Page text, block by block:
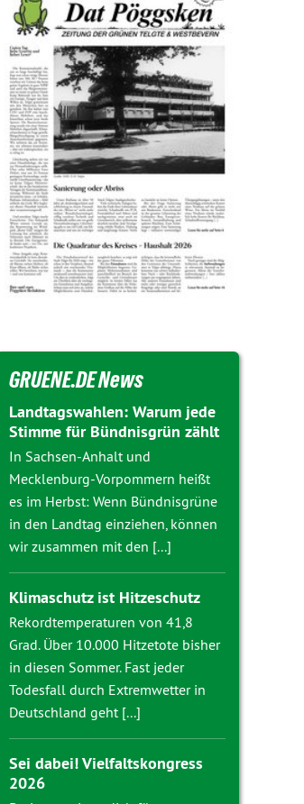
GRUENE.DE News
Landtagswahlen: Warum jede
Stimme für Bündnisgrün zählt
In Sachsen-Anhalt und
Mecklenburg-Vorpommern heißt
es im Herbst: Wenn Bündnisgrüne
in den Landtag einziehen, können
wir zusammen mit den [...]
Klimaschutz ist Hitzeschutz
Rekordtemperaturen von 41,8
Grad. Über 10.000 Hitzetote bisher
in diesen Sommer. Fast jeder
Todesfall durch Extremwetter in
Deutschland geht [...]
Sei dabei! Vielfaltskongress
2026